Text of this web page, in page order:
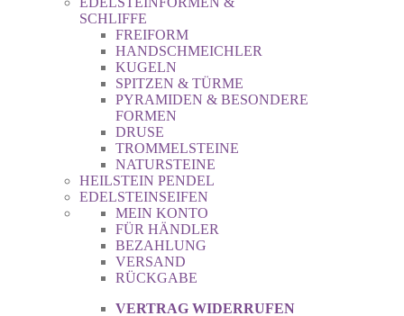
SCHLIFFE
FREIFORM
HANDSCHMEICHLER
KUGELN
SPITZEN & TÜRME
PYRAMIDEN & BESONDERE
FORMEN
DRUSE
TROMMELSTEINE
NATURSTEINE
HEILSTEIN PENDEL
EDELSTEINSEIFEN
MEIN KONTO
FÜR HÄNDLER
BEZAHLUNG
VERSAND
RÜCKGABE
VERTRAG WIDERRUFEN